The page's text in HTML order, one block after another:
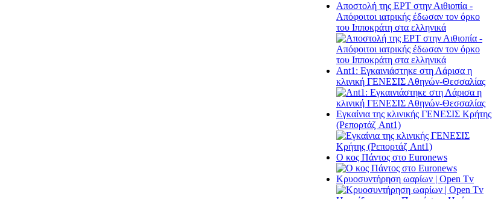
Αποστολή της ΕΡΤ στην Αιθιοπία -
Απόφοιτοι ιατρικής έδωσαν τον όρκο
του Ιπποκράτη στα ελληνικά
Ant1: Εγκαινιάστηκε στη Λάρισα η
κλινική ΓΕΝΕΣΙΣ Αθηνών-Θεσσαλίας
Εγκαίνια της κλινικής ΓΕΝΕΣΙΣ Κρήτης
(Ρεπορτάζ Ant1)
Ο κος Πάντος στο Euronews
Κρυοσυντήρηση ωαρίων | Open Tv